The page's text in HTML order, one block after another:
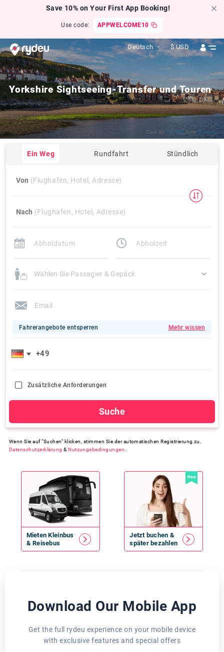
Save 10% on Your First App Booking!
Use code: APPWELCOME10
Deutsch $ USD
Yorkshire Sightseeing-Transfer und Touren
Click by Tim Hill fromPixabay
Ein Weg Rundfahrt Stündlich
Von (Flughafen, Hotel, Adresse)
Nach (Flughafen, Hotel, Adresse)
Wählen Sie Passagier & Gepäck
Fahrerangebote entsperren Mehr wissen
Zusätzliche Anforderungen
Suche
Wenn Sie auf "Suchen" klicken, stimmen Sie der automatischen Registrierung zu,
Datenschutzerklärung &Nutzungsbedingungen
Mieten Kleinbus
& Reisebus
New
Jetzt buchen &
später bezahlen
Download Our Mobile App
Get the full rydeu experience on your mobile device
with exclusive features and special offers